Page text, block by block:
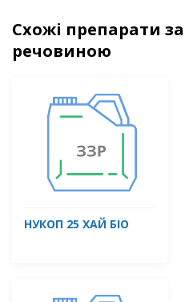
Схожі препарати
речовиною
НУКОП 25 ХАЙ БІО